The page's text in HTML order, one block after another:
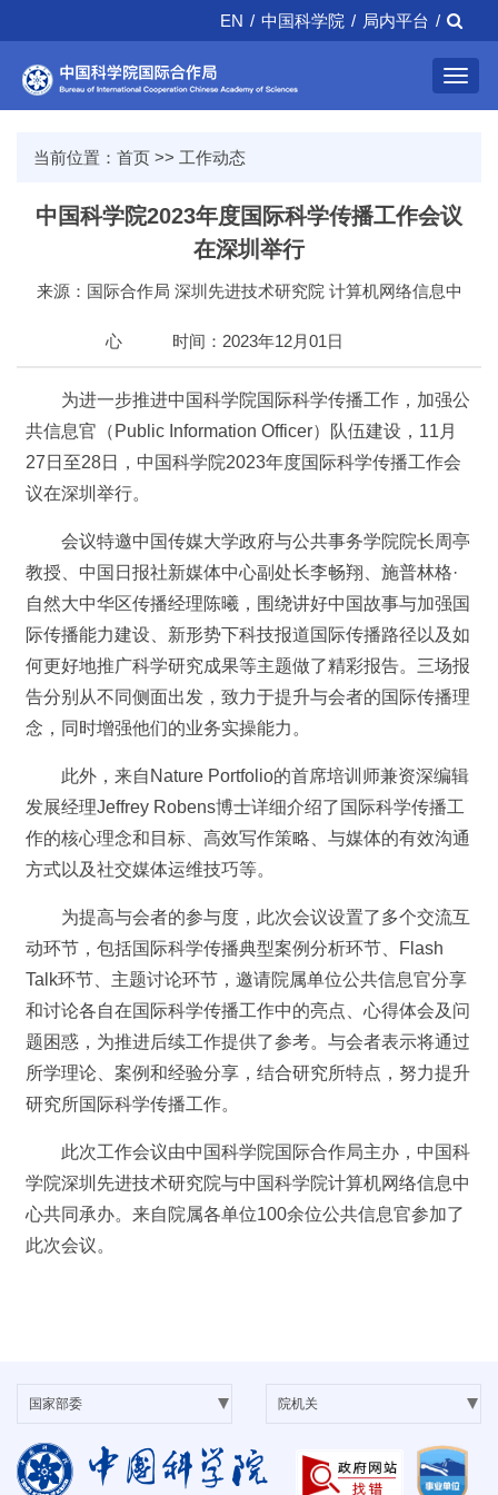
EN / 中国科学院 / 局内平台 /
当前位置： 首页 >> 工作动态
中国科学院2023年度国际科学传播工作会议
在深圳举行
来源：国际合作局 深圳先进技术研究院 计算机网络信息中
心 时间：2023年12月01日
为进一步推进中国科学院国际科学传播工作，加强公
共信息官（Public Information Officer）队伍建设，11月
27日至28日，中国科学院2023年度国际科学传播工作会
议在深圳举行。
会议特邀中国传媒大学政府与公共事务学院院长周亭
教授、中国日报社新媒体中心副处长李畅翔、施普林格·
自然大中华区传播经理陈曦，围绕讲好中国故事与加强国
际传播能力建设、新形势下科技报道国际传播路径以及如
何更好地推广科学研究成果等主题做了精彩报告。三场报
告分别从不同侧面出发，致力于提升与会者的国际传播理
念，同时增强他们的业务实操能力。
此外，来自Nature Portfolio的首席培训师兼资深编辑
发展经理Jeffrey Robens博士详细介绍了国际科学传播工
作的核心理念和目标、高效写作策略、与媒体的有效沟通
方式以及社交媒体运维技巧等。
为提高与会者的参与度，此次会议设置了多个交流互
动环节，包括国际科学传播典型案例分析环节、Flash
Talk环节、主题讨论环节，邀请院属单位公共信息官分享
和讨论各自在国际科学传播工作中的亮点、心得体会及问
题困惑，为推进后续工作提供了参考。与会者表示将通过
所学理论、案例和经验分享，结合研究所特点，努力提升
研究所国际科学传播工作。
此次工作会议由中国科学院国际合作局主办，中国科
学院深圳先进技术研究院与中国科学院计算机网络信息中
心共同承办。来自院属各单位100余位公共信息官参加了
此次会议。